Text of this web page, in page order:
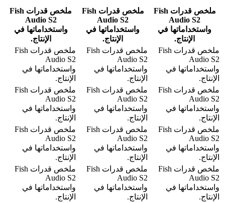
ملخص قدرات Fish
Audio S2
واستخداماتها في
الإنتاج.
ملخص قدرات Fish
Audio S2
واستخداماتها في
الإنتاج.
ملخص قدرات Fish
Audio S2
واستخداماتها في
الإنتاج.
ملخص قدرات Fish
Audio S2
واستخداماتها في
الإنتاج.
ملخص قدرات Fish
Audio S2
واستخداماتها في
الإنتاج.
ملخص قدرات Fish
Audio S2
واستخداماتها في
الإنتاج.
ملخص قدرات Fish
Audio S2
واستخداماتها في
الإنتاج.
ملخص قدرات Fish
Audio S2
واستخداماتها في
الإنتاج.
ملخص قدرات Fish
Audio S2
واستخداماتها في
الإنتاج.
ملخص قدرات Fish
Audio S2
واستخداماتها في
الإنتاج.
ملخص قدرات Fish
Audio S2
واستخداماتها في
الإنتاج.
ملخص قدرات Fish
Audio S2
واستخداماتها في
الإنتاج.
ملخص قدرات Fish
Audio S2
واستخداماتها في
الإنتاج.
ملخص قدرات Fish
Audio S2
واستخداماتها في
الإنتاج.
ملخص قدرات Fish
Audio S2
واستخداماتها في
الإنتاج.